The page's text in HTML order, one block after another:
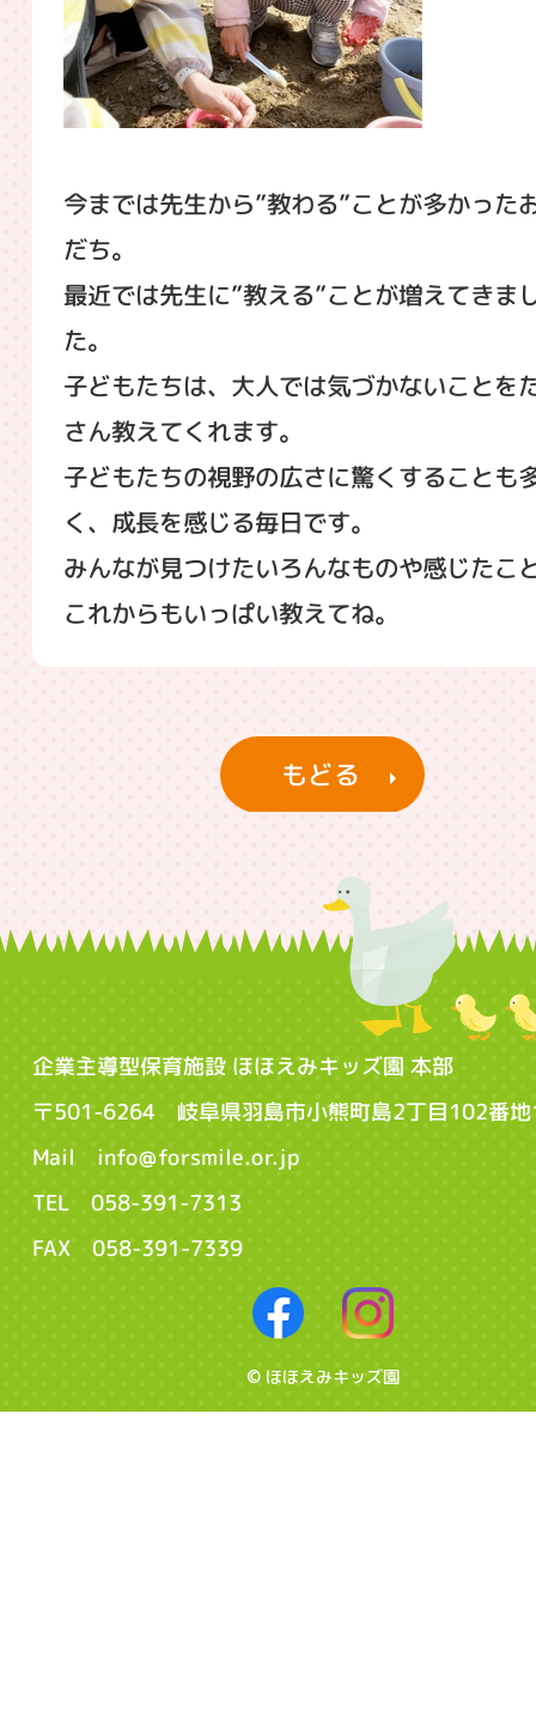
今までは先生から”教わる”ことが多かった
だち。
最近では先生に”教える”ことが増えてきま
た。
子どもたちは、大人では気づかないことを
さん教えてくれます。
子どもたちの視野の広さに驚くすることも
く、成長を感じる毎日です。
みんなが見つけたいろんなものや感じたこ
これからもいっぱい教えてね。
もどる
企業主導型保育施設 ほほえみキッズ園 本部
〒501-6264 岐阜県羽島市小熊町島2丁目102番
Mail info@forsmile.or.jp
TEL 058-391-7313
FAX 058-391-7339
© ほほえみキッズ園